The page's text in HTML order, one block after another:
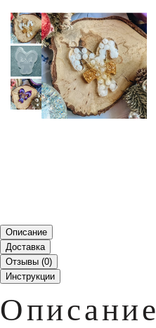
Описание
Доставка
Отзывы (0)
Инструкции
Описание